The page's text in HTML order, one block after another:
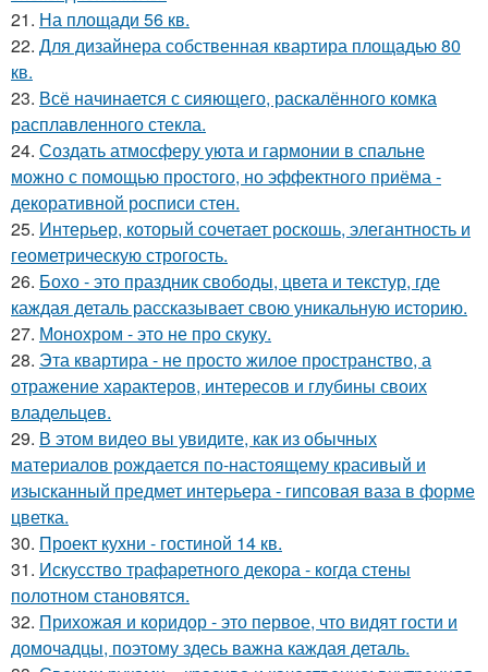
21. На площади 56 кв.
22. Для дизайнера собственная квартира площадью 80
кв.
23. Всё начинается с сияющего, раскалённого комка
расплавленного стекла.
24. Создать атмосферу уюта и гармонии в спальне
можно с помощью простого, но эффектного приёма -
декоративной росписи стен.
25. Интерьер, который сочетает роскошь, элегантность и
геометрическую строгость.
26. Бохо - это праздник свободы, цвета и текстур, где
каждая деталь рассказывает свою уникальную историю.
27. Монохром - это не про скуку.
28. Эта квартира - не просто жилое пространство, а
отражение характеров, интересов и глубины своих
владельцев.
29. В этом видео вы увидите, как из обычных
материалов рождается по-настоящему красивый и
изысканный предмет интерьера - гипсовая ваза в форме
цветка.
30. Проект кухни - гостиной 14 кв.
31. Искусство трафаретного декора - когда стены
полотном становятся.
32. Прихожая и коридор - это первое, что видят гости и
домочадцы, поэтому здесь важна каждая деталь.